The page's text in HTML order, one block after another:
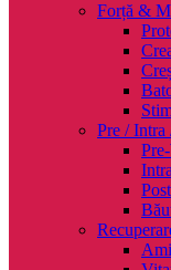
Forță &
Pre / Intra